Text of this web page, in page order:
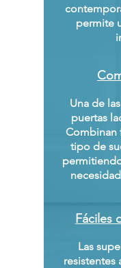
permite
Una de
puertas
Combinan
tipo de
Fáciles
Las
resistentes